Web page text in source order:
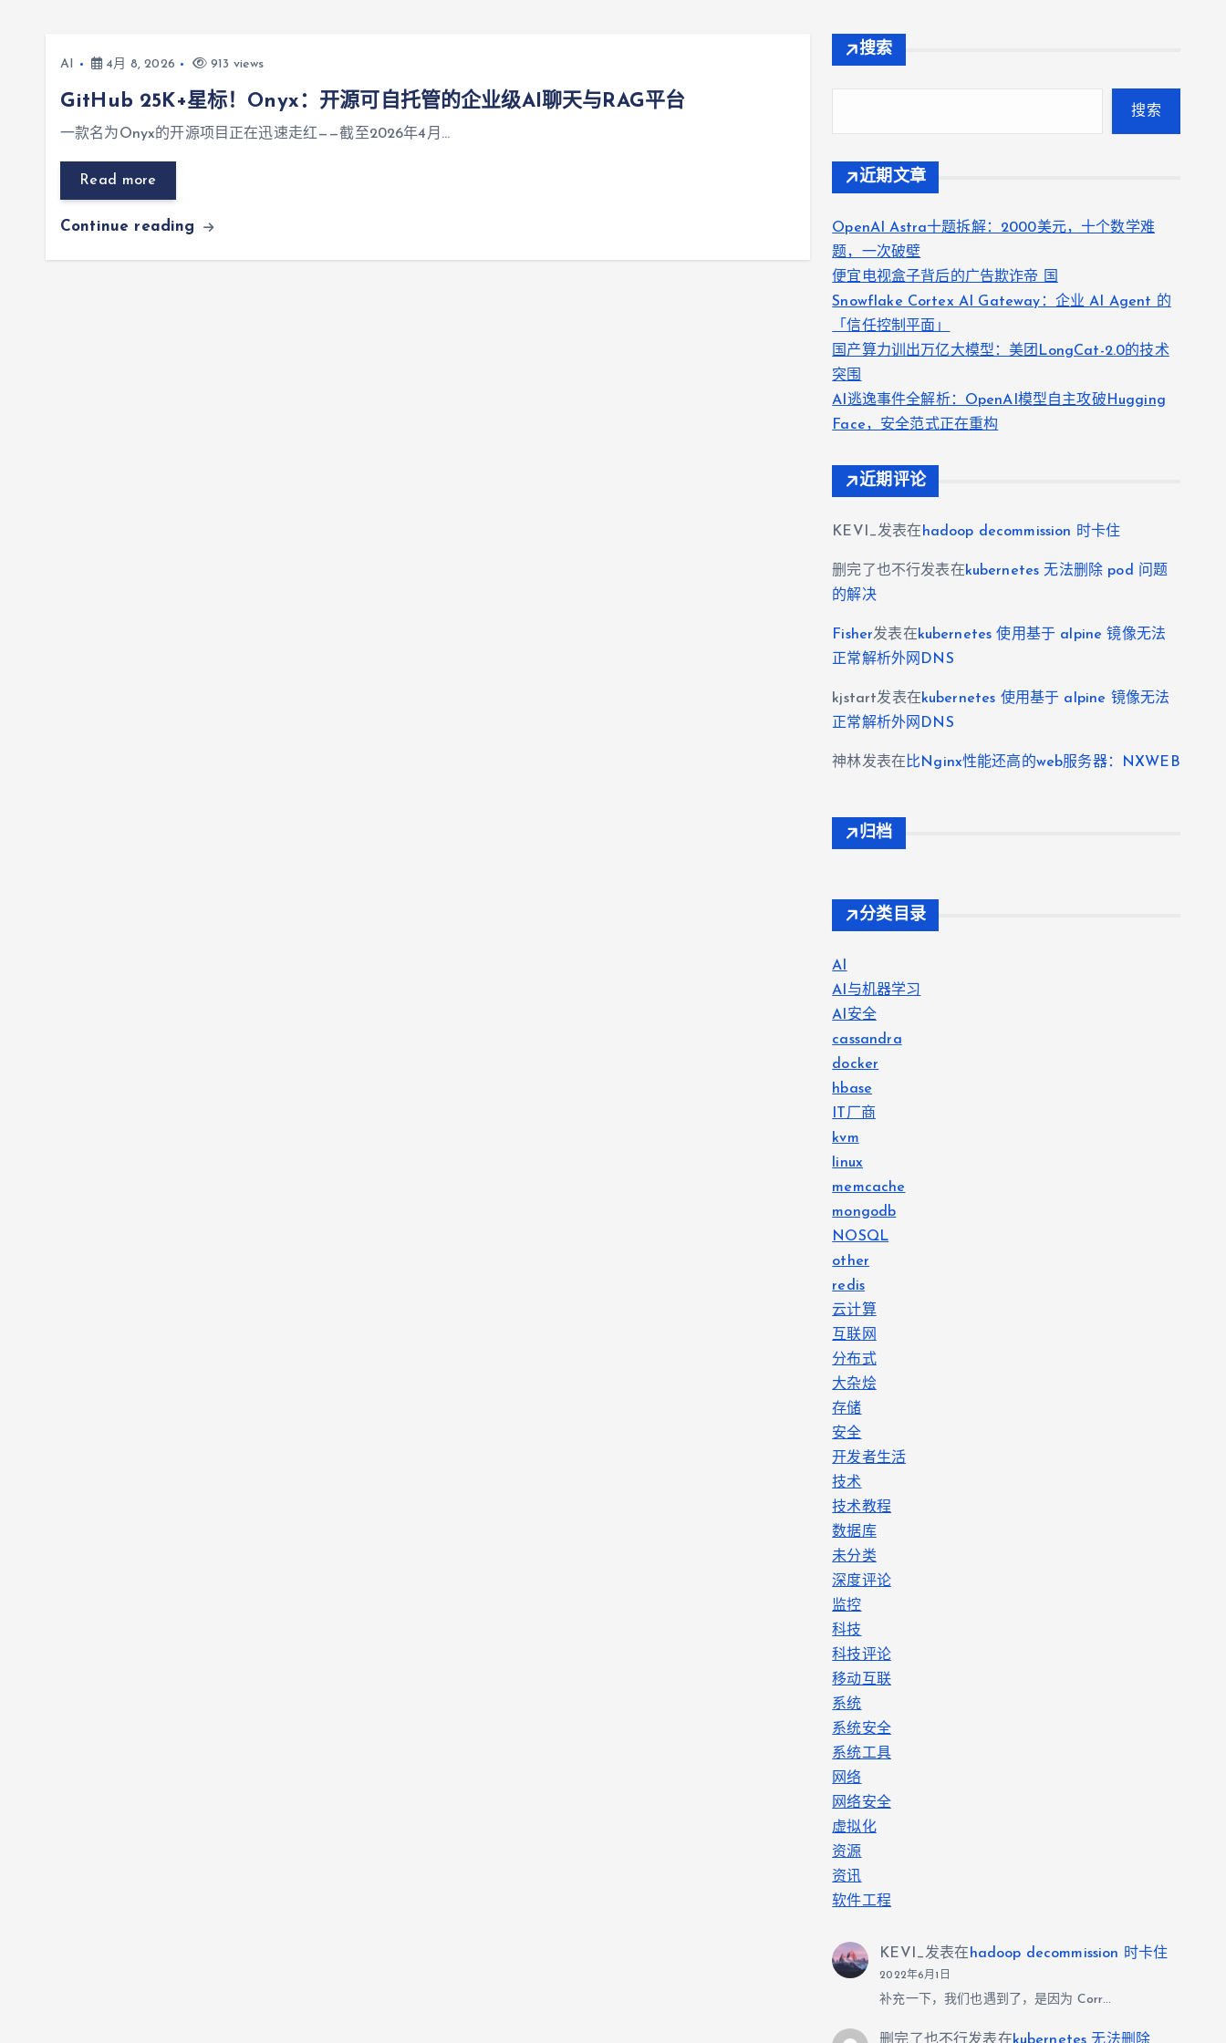
AI 4月 8, 2026 913 views
GitHub 25K+星标！Onyx：开源可自托管的企业级AI聊天与RAG平台
一款名为Onyx的开源项目正在迅速走红——截至2026年4月…
Read more
Continue reading
搜索
搜索
近期文章
OpenAI Astra十题拆解：2000美元，十个数学难
题，一次破壁
便宜电视盒子背后的广告欺诈帝 国
Snowflake Cortex AI Gateway：企业 AI Agent 的
「信任控制平面」
国产算力训出万亿大模型：美团LongCat-2.0的技术
突围
AI逃逸事件全解析：OpenAI模型自主攻破Hugging
Face，安全范式正在重构
近期评论
KEVI_发表在 hadoop decommission 时卡住
删完了也不行发表在kubernetes 无法删除 pod 问题
的解决
Fisher发表在kubernetes 使用基于 alpine 镜像无法
正常解析外网DNS
kjstart发表在kubernetes 使用基于 alpine 镜像无法
正常解析外网DNS
神林发表在 比Nginx性能还高的web服务器：NXWEB
归档
分类目录
AI
AI与机器学习
AI安全
cassandra
docker
hbase
IT厂商
kvm
linux
memcache
mongodb
NOSQL
other
redis
云计算
互联网
分布式
大杂烩
存储
安全
开发者生活
技术
技术教程
数据库
未分类
深度评论
监控
科技
科技评论
移动互联
系统
系统安全
系统工具
网络
网络安全
虚拟化
资源
资讯
软件工程
KEVI_发表在 hadoop decommission 时卡住
2022年6月1日
补充一下，我们也遇到了，是因为 Corr…
删完了也不行发表在kubernetes 无法删除